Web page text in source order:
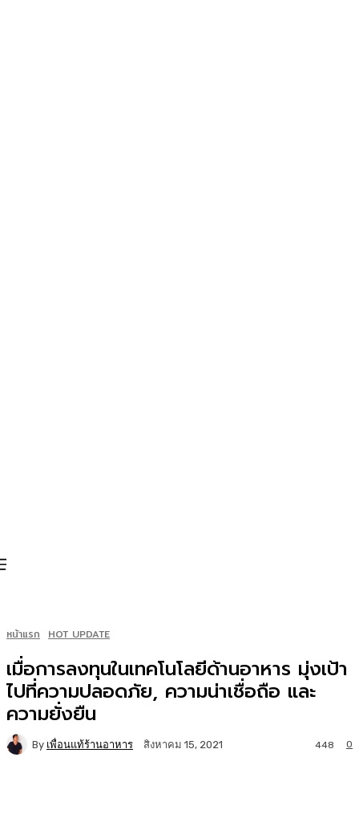
หน้าแรก HOT UPDATE
เมื่อการลงทุนในเทคโนโลยีด้านอาหาร มุ่งเป้า
ไปที่ความปลอดภัย, ความน่าเชื่อถือ และ
ความยั่งยืน
By เพื่อนแท้ร้านอาหาร สิงหาคม 15, 2021 0
448